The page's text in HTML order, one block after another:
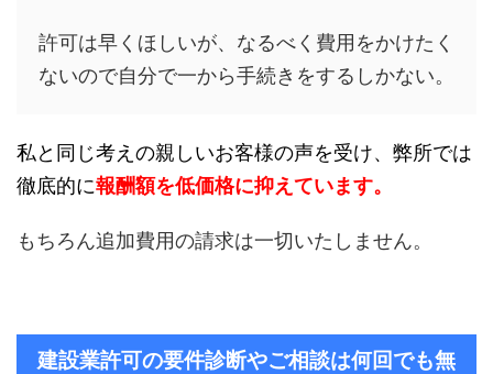
許可は早くほしいが、なるべく費用をかけたく
ないので自分で一から手続きをするしかない。
私と同じ考えの親しいお客様の声を受け、弊所では
徹底的に報酬額を低価格に抑えています。
もちろん追加費用の請求は一切いたしません。
建設業許可の要件診断やご相談は何回でも無